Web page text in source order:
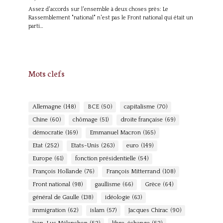
Assez d'accords sur l'ensemble à deux choses près: Le
Rassemblement "national" n'est pas le Front national qui était un
parti…
Mots clefs
Allemagne (148) BCE (50) capitalisme (70)
Chine (60) chômage (51) droite française (69)
démocratie (169) Emmanuel Macron (165)
Etat (252) Etats-Unis (263) euro (149)
Europe (61) fonction présidentielle (54)
François Hollande (76) François Mitterrand (108)
Front national (98) gaullisme (66) Grèce (64)
général de Gaulle (138) idéologie (63)
immigration (62) islam (57) Jacques Chirac (90)